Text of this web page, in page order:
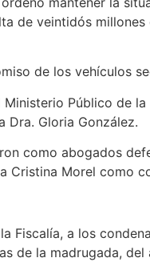
de veintidós
de los vehículos
Público de
Dra. Gloria González.
como abogados
Cristina Morel como
Fiscalía, a los
de la madrugada,